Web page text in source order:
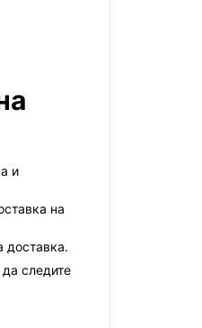
и
на
доставка.
следите